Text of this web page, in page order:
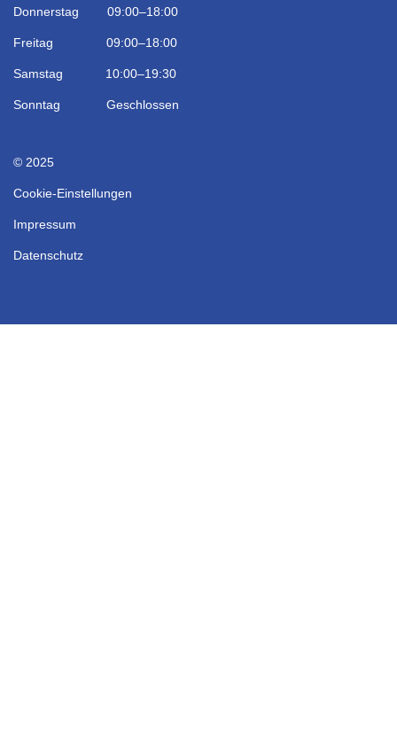
Donnerstag 09:00–18:00
Freitag 09:00–18:00
Samstag 10:00–19:30
Sonntag Geschlossen
© 2025
Cookie-Einstellungen
Impressum
Datenschutz